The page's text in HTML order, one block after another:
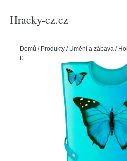
Hracky-cz.cz
Domů / Produkty / Umění a zábava /
Dětská zástěra BAAGL Butterfly